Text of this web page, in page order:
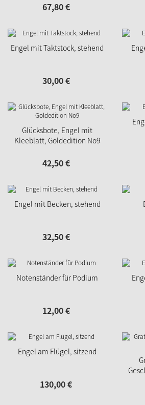
67,80€
Engel mit Taktstock, stehend
30,00€
Glücksbote, Engel mit
Kleeblatt, Goldedition No9
42,50€
Engel mit Becken, stehend
32,50€
Notenständer für Podium
12,00€
Engel am Flügel, sitzend
130,00€